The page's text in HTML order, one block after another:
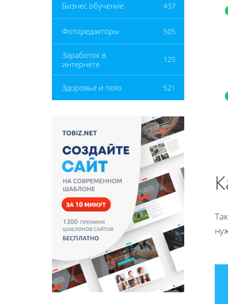
Бизнес обучение 437
Фоторедакторы 505
Заработок в
интернете
125
Здоровье и тело 521